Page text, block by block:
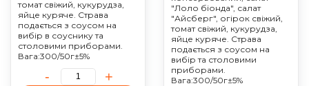
томат свіжий, кукурудза,
яйце куряче. Страва
подається з соусом на
вибір в соуснику та
столовими приборами.
Вага:300/50г±5%
"Лоло біонда", салат
"Айсберг", огірок свіжий,
томат свіжий, кукурудза,
яйце куряче. Страва
подається з соусом на
вибір та столовими
приборами.
Вага:300/50г±5%